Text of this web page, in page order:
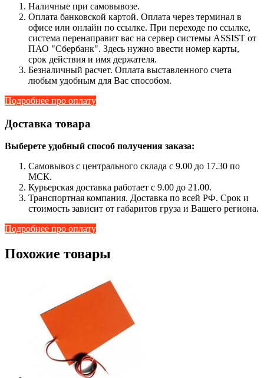
Наличные при самовывозе.
Оплата банковской картой. Оплата через терминал в
офисе или онлайн по ссылке. При переходе по ссылке,
система перенаправит вас на сервер системы ASSIST от
ПАО "Сбербанк". Здесь нужно ввести номер карты,
срок действия и имя держателя.
Безналичный расчет. Оплата выставленного счета
любым удобным для Вас способом.
Подробнее про оплату
Доставка товара
Выберете удобный способ получения заказа:
Самовывоз с центрального склада с 9.00 до 17.30 по
МСК.
Курьерская доставка работает с 9.00 до 21.00.
Транспортная компания. Доставка по всей РФ. Срок и
стоимость зависит от габаритов груза и Вашего региона.
Подробнее про оплату
Похожие товары